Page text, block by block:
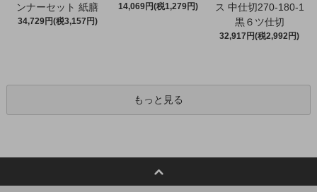
ンナーセット 紙膳
34,729円(税3,157円)
14,069円(税1,279円)
ス 中仕切270-180-1
黒６ツ仕切
32,917円(税2,992円)
もっと見る